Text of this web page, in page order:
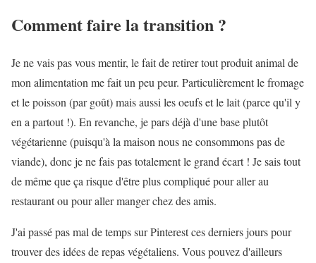
Comment faire la transition ?
Je ne vais pas vous mentir, le fait de retirer tout produit animal de
mon alimentation me fait un peu peur. Particulièrement le fromage
et le poisson (par goût) mais aussi les oeufs et le lait (parce qu'il y
en a partout !). En revanche, je pars déjà d'une base plutôt
végétarienne (puisqu'à la maison nous ne consommons pas de
viande), donc je ne fais pas totalement le grand écart ! Je sais tout
de même que ça risque d'être plus compliqué pour aller au
restaurant ou pour aller manger chez des amis.
J'ai passé pas mal de temps sur Pinterest ces derniers jours pour
trouver des idées de repas végétaliens. Vous pouvez d'ailleurs